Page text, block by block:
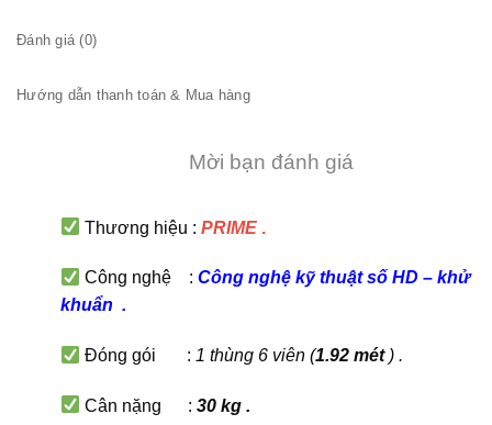
Đánh giá (0)
Hướng dẫn thanh toán & Mua hàng
Mời bạn đánh giá
Thương hiệu :PRIME .
Công nghệ :Công nghệ kỹ thuật số HD –khử
khuẩn .
Đóng gói : 1 thùng 6 viên (1.92 mét) .
Cân nặng :30 kg .